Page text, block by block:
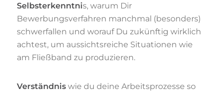
Selbsterkenntnis, warum Dir
Bewerbungsverfahren manchmal (besonders)
schwerfallen und worauf Du zukünftig wirklich
achtest, um aussichtsreiche Situationen wie
am Fließband zu produzieren.
Verständniswie du deine Arbeitsprozesse so